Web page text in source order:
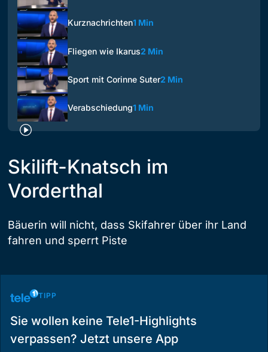
Kurznachrichten1 Min
Fliegen wie Ikarus2 Min
Sport mit Corinne Suter2 Min
Verabschiedung1 Min
Skilift-Knatsch im
Vorderthal
Bäuerin will nicht, dass Skifahrer über ihr Land
fahren und sperrt Piste
TIPP
Sie wollen keine Tele1-Highlights
verpassen? Jetzt unsere App